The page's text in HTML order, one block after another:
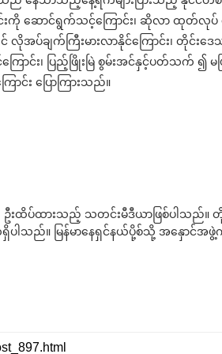
ကို ဆောင်ရွက်သင့်ကြောင်း၊ ဆိုလာ ထုတ်လုပ် ရ
ပ်ချက်ကြီးမားလာနိုင်ကြောင်း၊ တိုင်းဒေ
ောင်း၊ ပြည့်ဖြိုးမြဲ စွမ်းအင်နှင့်ပတ်သက် ၍ မ
း ပြောကြားသည်။
းထိပ်ထားသည့် သတင်းမီဒီယာဖြစ်ပါသည်။ တိုင်
ပါသည်။ မြန်မာနေရှင်နယ်ပို့စ်သို့ အနှောင်အဖွဲ့